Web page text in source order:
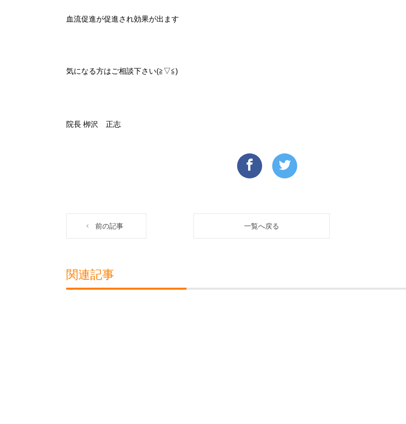
血流促進が促進され効果が出ます
気になる方はご相談下さい(≧▽≦)
院長 栁沢 正志
前の記事 一覧へ戻る
関連記事